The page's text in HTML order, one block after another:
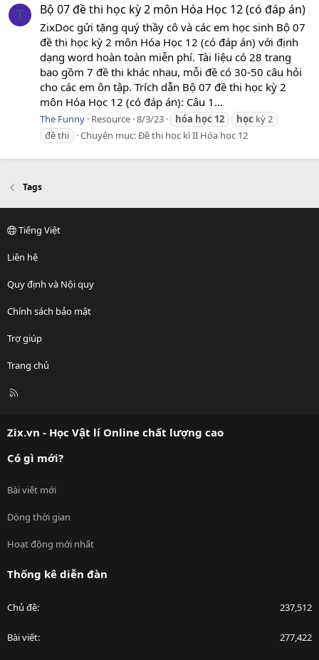
T Bộ 07 đề thi học kỳ 2 môn Hóa Học 12 (có đáp án)
ZixDoc gửi tặng quý thầy cô và các em học sinh Bộ 07
đề thi học kỳ 2 môn Hóa Học 12 (có đáp án) với định
dạng word hoàn toàn miễn phí. Tài liệu có 28 trang
bao gồm 7 đề thi khác nhau, mỗi đề có 30-50 câu hỏi
cho các em ôn tập. Trích dẫn Bộ 07 đề thi học kỳ 2
môn Hóa Học 12 (có đáp án): Câu 1...
The Funny Resource 8/3/23 hóa học 12 học kỳ 2
đề thi
Chuyên mục:Đề thi học kì II Hóa học 12
Tags
Tiếng Việt
Liên hệ
Quy định và Nội quy
Chính sách bảo mật
Trợ giúp
Trang chủ
R
Zix.vn - Học Vật lí Online chất lượng cao
Có gì mới?
Bài viết mới
Dòng thời gian
Hoạt động mới nhất
Thống kê diễn đàn
Chủ đề 237,512
Bài viết 277,422